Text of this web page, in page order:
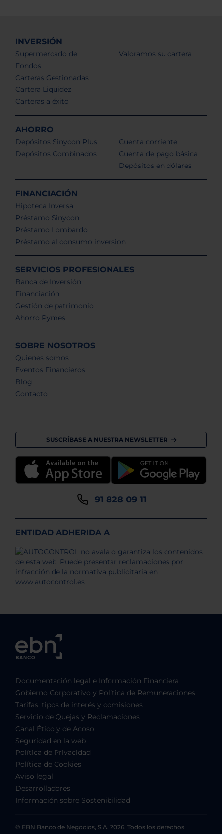
INVERSIÓN
Supermercado de
Fondos
Carteras Gestionadas
Cartera Liquidez
Carteras a éxito
Valoramos su cartera
AHORRO
Depósitos Sinycon Plus
Depósitos Combinados
Cuenta corriente
Cuenta de pago básica
Depósitos en dólares
FINANCIACIÓN
Hipoteca Inversa
Préstamo Sinycon
Préstamo Lombardo
Préstamo al consumo inversion
SERVICIOS PROFESIONALES
Banca de Inversión
Financiación
Gestión de patrimonio
Ahorro Pymes
SOBRE NOSOTROS
Quienes somos
Eventos Financieros
Blog
Contacto
SUSCRÍBASE A NUESTRA NEWSLETTER
91 828 09 11
ENTIDAD ADHERIDA A
Documentación legal e Información Financiera
Gobierno Corporativo y Política de Remuneraciones
Tarifas, tipos de interés y comisiones
Servicio de Quejas y Reclamaciones
Canal Ético y de Acoso
Seguridad en la web
Política de Privacidad
Política de Cookies
Aviso legal
Desarrolladores
Información sobre Sostenibilidad
© EBN Banco de Negocios, S.A. 2026. Todos los derechos